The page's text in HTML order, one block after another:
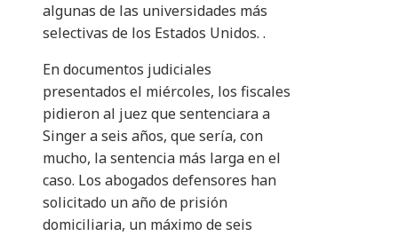
algunas de las universidades más
selectivas de los Estados Unidos. .
En documentos judiciales
presentados el miércoles, los fiscales
pidieron al juez que sentenciara a
Singer a seis años, que sería, con
mucho, la sentencia más larga en el
caso. Los abogados defensores han
solicitado un año de prisión
domiciliaria, un máximo de seis